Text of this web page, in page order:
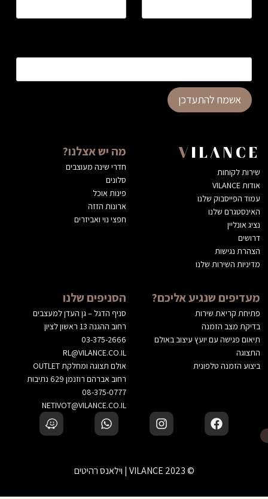
אשמח להתעדכן
VILANCE
שירות לקוחות
אודות VILANCE
עמוד הפייסבוק שלנו
האינסטגרם שלנו
נציג אונליין
דרושים
הצהרת נגישות
מדיניות השירות שלנו
מה יש אצלנו?
חדרי שינה מעוצבים
סלונים
פינות אוכל
ארונות הזזה
חפצי נוי ואביזרים
מעדיפים שנגיע אליכם?
פתיחת קריאת שירות
בדיקת מצב הזמנה
תיאום פגישה עם יועץ עיצוב באולם
התצוגה
ביצוע הזמנה טלפונית
הסניפים שלנו
סניף הדגל – גן העדן למעצבים
רחוב ההגנה 13 ראשון לציון
03-375-2666
RL@VILANCE.CO.IL
אולם תצוגה ומחלקת OUTLET
רחוב אברהם רוזנמן 629 נתיבות
08-375-0777
NETIVOT@VILANCE.CO.IL
© 2023 VILANCE | וילאנס רהיטים